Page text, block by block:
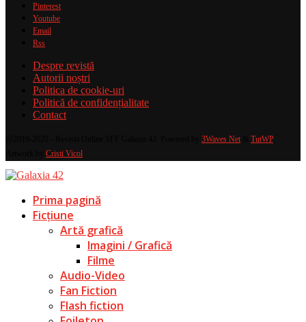
Pinterest
Youtube
Email
Rss
Despre revistă
Autorii noștri
Politica de cookie-uri
Politică de confidențialitate
Contact
3Waves Net& TutWP.
Cristi Vicol
Prima pagină
Ficțiune
Artă grafică
Imagini / Grafică
Filme
Audio-Video
Fan Fiction
Flash fiction